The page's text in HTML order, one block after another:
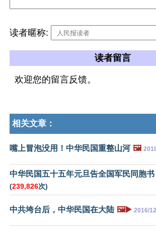
读者暱称:
读者留言
欢迎您的留言反馈。
相关文章：
嘴上冒泡没用！中华民国重整山河 🖼️
中华民国五十五年元旦告全国军民同胞书
(239,826次)
中共垮台后，中华民国在大陆 🖼️▶️ 2016/